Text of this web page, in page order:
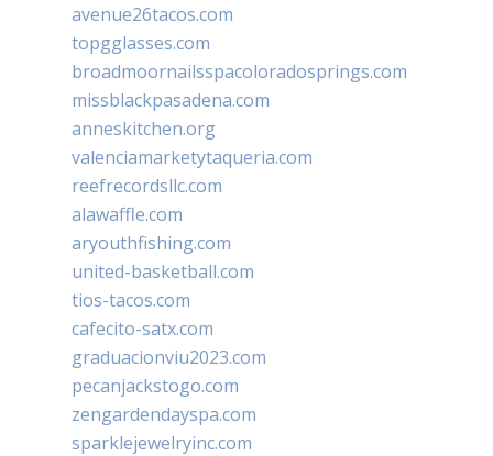
avenue26tacos.com
topgglasses.com
broadmoornailsspacoloradosprings.com
missblackpasadena.com
anneskitchen.org
valenciamarketytaqueria.com
reefrecordsllc.com
alawaffle.com
aryouthfishing.com
united-basketball.com
tios-tacos.com
cafecito-satx.com
graduacionviu2023.com
pecanjackstogo.com
zengardendayspa.com
sparklejewelryinc.com